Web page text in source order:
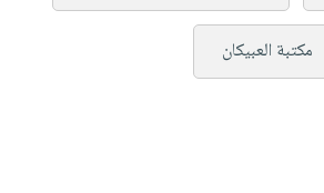
مكتبة العبيكان